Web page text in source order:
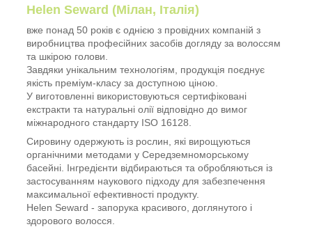
Helen Seward (Мілан, Італія)
вже понад 50 років є однією з провідних компаній з
виробництва професійних засобів догляду за волоссям
та шкірою голови.
Завдяки унікальним технологіям, продукція поєднує
якість преміум-класу за доступною ціною.
У виготовленні використовуються сертифіковані
екстракти та натуральні олії відповідно до вимог
міжнародного стандарту ISO 16128.
Сировину одержують із рослин, які вирощуються
органічними методами у Середземноморському
басейні. Інгредієнти відбираються та обробляються із
застосуванням наукового підходу для забезпечення
максимальної ефективності продукту.
Helen Seward - запорука красивого, доглянутого і
здорового волосся.